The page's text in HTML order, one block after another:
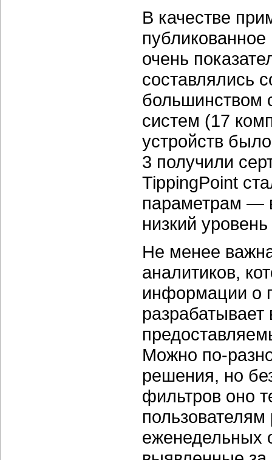
В качестве
очень
составлялись
большинством
систем (17
устройств
3 получили
TippingPoint
параметрам —
низкий
Не менее
аналитиков,
информации о
Можно по-
решения, но
фильтров оно
еженедельных